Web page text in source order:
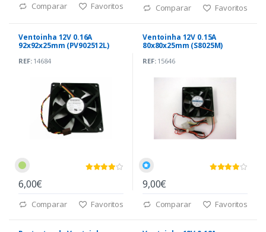
Comparar Favoritos Comparar Favoritos
Ventoinha 12V 0.16A
92x92x25mm (PV902512L)
REF:14684
6,00€
Comparar Favoritos
Ventoinha 12V 0.15A
80x80x25mm (S8025M)
REF:15646
9,00€
Comparar Favoritos